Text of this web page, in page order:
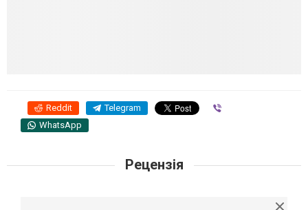
Reddit Telegram
WhatsApp
Рецензія